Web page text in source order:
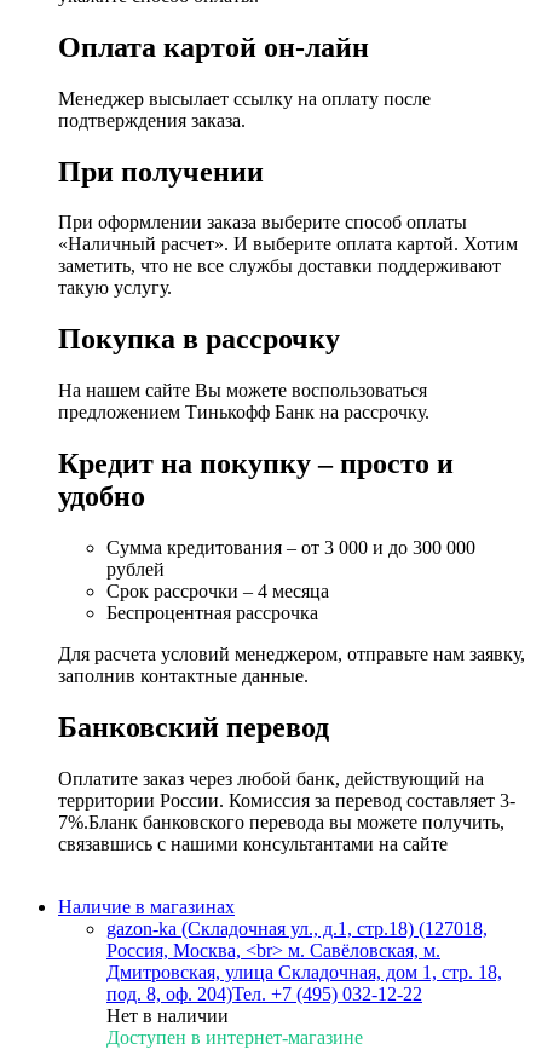
Оплата картой он-лайн
Менеджер высылает ссылку на оплату после
подтверждения заказа.
При получении
При оформлении заказа выберите способ оплаты
«Наличный расчет». И выберите оплата картой. Хотим
заметить, что не все службы доставки поддерживают
такую услугу.
Покупка в рассрочку
На нашем сайте Вы можете воспользоваться
предложением Тинькофф Банк на рассрочку.
Кредит на покупку – просто и
удобно
Сумма кредитования – от 3 000 и до 300 000
рублей
Срок рассрочки – 4 месяца
Беспроцентная рассрочка
Для расчета условий менеджером, отправьте нам заявку,
заполнив контактные данные.
Банковский перевод
Оплатите заказ через любой банк, действующий на
территории России. Комиссия за перевод составляет 3-
7%.Бланк банковского перевода вы можете получить,
связавшись с нашими консультантами на сайте
Наличие в магазинах
gazon-ka (Складочная ул., д.1, стр.18) (127018,
Россия, Москва, <br> м. Савёловская, м.
Дмитровская, улица Складочная, дом 1, стр. 18,
под. 8, оф. 204)Тел. +7 (495) 032-12-22
Нет в наличии
Доступен в интернет-магазине